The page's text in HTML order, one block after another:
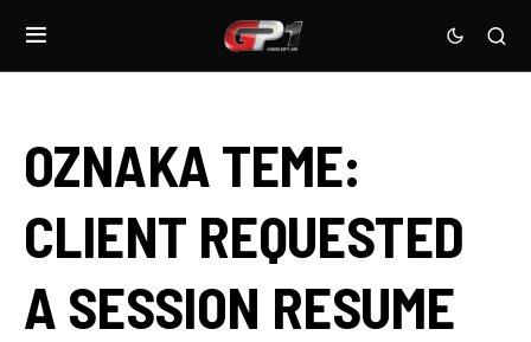
OZNAKA TEME:
CLIENT REQUESTED
A SESSION RESUME